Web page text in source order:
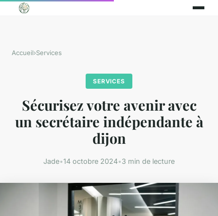
Accueil›Services
SERVICES
Sécurisez votre avenir avec
un secrétaire indépendante à
dijon
Jade•14 octobre 2024•3 min de lecture